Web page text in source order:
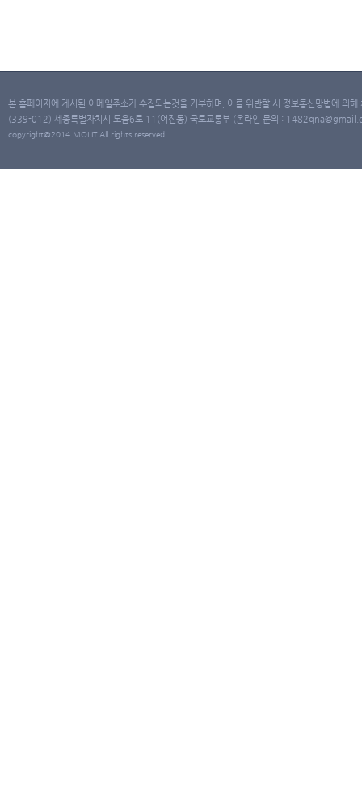
본 홈페이지에 게시된 이메일주소가 수집되는것을 거부하며, 이를 위반할 시 정보통신망법에 의
(339-012) 세종특별자치시 도움6로 11(어진동) 국토교통부 (온라인 문의 :
copyright@2014 MOLIT All rights reserved.